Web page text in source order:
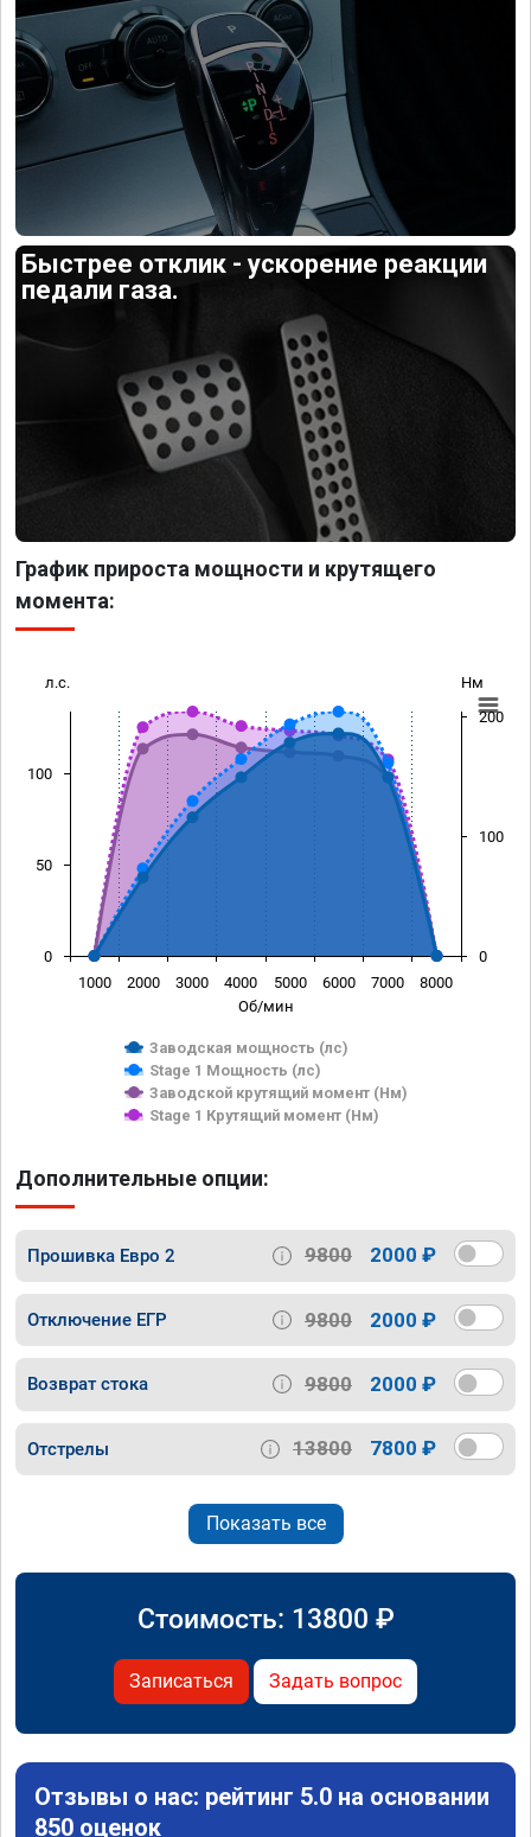
Быстрее отклик - ускорение реакции
педали газа.
График прироста мощности и крутящего
момента:
Об/мин
л.с. Нм
Заводская мощность (лс)
Stage 1 Мощность (лс)
Заводской крутящий момент (Нм)
Stage 1 Крутящий момент (Нм)
1000 2000 3000 4000 5000 6000 7000 8000
0
50
100
0
100
200
Дополнительные опции:
Прошивка Евро 2 9800 2000 ₽
Отключение ЕГР 9800 2000 ₽
Возврат стока 9800 2000 ₽
Отстрелы 13800 7800 ₽
Показать все
Стоимость: 13800 ₽
Записаться Задать вопрос
Отзывы о нас: рейтинг 5.0 на основании
850 оценок